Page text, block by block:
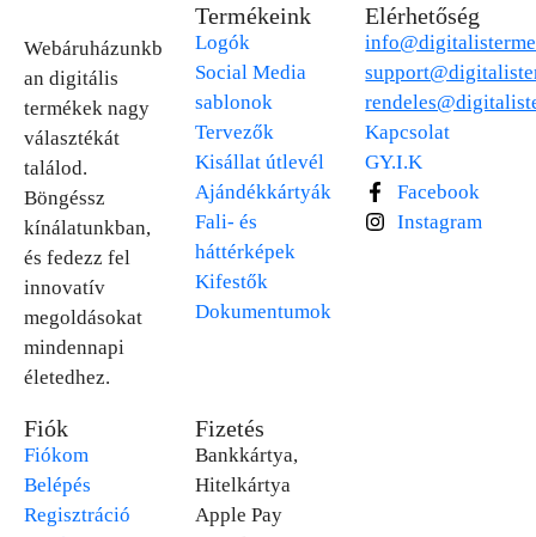
Webáruházunkb
an digitális
termékek nagy
választékát
találod.
Böngéssz
kínálatunkban,
és fedezz fel
innovatív
megoldásokat
mindennapi
életedhez.
Termékeink
Logók
Social Media
sablonok
Tervezők
Kisállat útlevél
Ajándékkártyák
Fali- és
háttérképek
Kifestők
Dokumentumok
Elérhetőség
Kapcsolat
GY.I.K
Facebook
Instagram
Fiók
Fiókom
Belépés
Regisztráció
Fizetés
Bankkártya,
Hitelkártya
Apple Pay